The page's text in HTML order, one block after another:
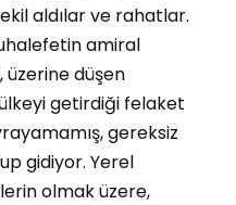
aldılar ve rahatlar.
amiral
üzerine düşen
getirdiği felaket
gereksiz
gidiyor. Yerel
olmak üzere,